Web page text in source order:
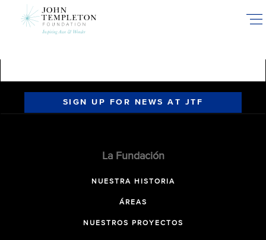
SIGN UP FOR NEWS AT JTF
La Fundación
NUESTRA HISTORIA
ÁREAS
NUESTROS PROYECTOS